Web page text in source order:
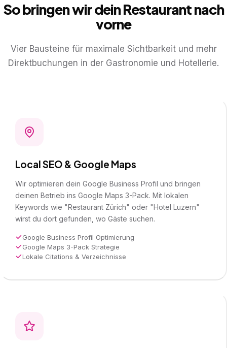
So bringen wir dein Restaurant nach
vorne
Vier Bausteine für maximale Sichtbarkeit und mehr
Direktbuchungen in der Gastronomie und Hotellerie.
Local SEO & Google Maps
Wir optimieren dein Google Business Profil und bringen
deinen Betrieb ins Google Maps 3-Pack. Mit lokalen
Keywords wie "Restaurant Zürich" oder "Hotel Luzern"
wirst du dort gefunden, wo Gäste suchen.
Google Business Profil Optimierung
Google Maps 3-Pack Strategie
Lokale Citations & Verzeichnisse